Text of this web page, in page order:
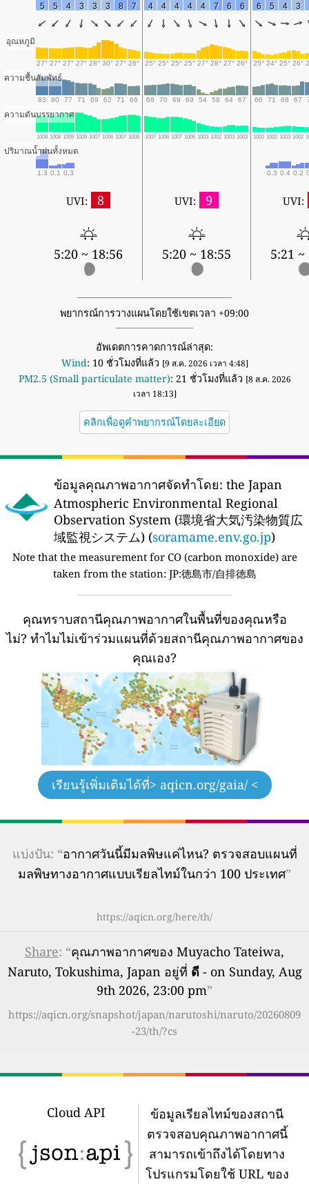
5 5 4 3 3 3 8 7 4 4 4 4 4 7 6 6 6 5 4 3
อุณหภูมิ
27° 27° 27° 27° 28° 30° 27° 26° 25° 25° 25° 25° 27° 28° 27° 26° 25° 24° 25° 26°
ความชื้นสัมพัทธ์
83 80 77 71 69 62 71 66 68 70 69 69 54 58 64 67 66 71 68 67
ความดันบรรยากาศ
1008 1008 1009 1009 1007 1006 1007 1008 1007 1006 1007 1006 1003 1002 1003 1003 1002 1002 1003 1002
ปริมาณน้ำฝนทั้งหมด
1.3 0.1 0.3 0.3 0.4 0.2
UVI: 8
5:20 ~ 18:56
UVI: 9
5:20 ~ 18:55
UVI:
5:21 ~
พยากรณ์การวางแผนโดยใช้เขตเวลา +09:00
อัพเดตการคาดการณ์ล่าสุด:
Wind: 10 ชั่วโมงที่แล้ว [9 ส.ค. 2026 เวลา 4:48]
PM2.5 (Small particulate matter): 21 ชั่วโมงที่แล้ว [8 ส.ค. 2026
เวลา 18:13]
คลิกเพื่อดูคำพยากรณ์โดยละเอียด
ข้อมูลคุณภาพอากาศจัดทำโดย: the Japan
Atmospheric Environmental Regional
Observation System (環境省大気汚染物質広
域監視システム) (soramame.env.go.jp)
Note that the measurement for CO (carbon monoxide) are
taken from the station: JP:徳島市/自排徳島
คุณทราบสถานีคุณภาพอากาศในพื้นที่ของคุณหรือ
ไม่? ทำไมไม่เข้าร่วมแผนที่ด้วยสถานีคุณภาพอากาศของ
คุณเอง?
เรียนรู้เพิ่มเติมได้ที่> aqicn.org/gaia/ <
แบ่งปัน: “อากาศวันนี้มีมลพิษแค่ไหน? ตรวจสอบแผนที่
มลพิษทางอากาศแบบเรียลไทม์ในกว่า 100 ประเทศ”
https://aqicn.org/here/th/
Share: “คุณภาพอากาศของ Muyacho Tateiwa,
Naruto, Tokushima, Japan อยู่ที่ ดี- on Sunday, Aug
9th 2026, 23:00 pm”
https://aqicn.org/snapshot/japan/narutoshi/naruto/20260809
-23/th/?cs
Cloud API
ข้อมูลเรียลไทม์ของสถานี
ตรวจสอบคุณภาพอากาศนี้
สามารถเข้าถึงได้โดยทาง
โปรแกรมโดยใช้ URL ของ